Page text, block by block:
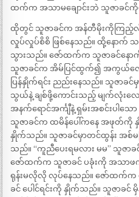
ထက်က အသာမချောင်းဘဲ သူဇာခင်ကိုရ
ထိုတွင် သူဇာခင်က အန်တီမိုးကိုကြ
လှုပ်လှုပ်စိစိ ဖြစ်နေသည်။ ထို့နောက်
သွားသည်။ ဇော်ထက်က သူဇာခင်နော
သူဇာခင်က အိမ်ပြင်ထွက်၍ အကွယ်
ပြန်နှိုက်ရင်း ညည်းနေသည်။ သူဇာခင်မှ
သွယ်နဲ့ ချစ်ဖို့ကောင်းသည့် မျက်လုံးလ
အနက်ရောင်အင်္ကျီနဲ့ ရှမ်းအစင်းပါသေ
သူဇာခင်က ထမိန်ပေါ်ကနေ အဖုတ်ကို
နှိုက်သည်။ သူဇာခင်မှာတင်ထွန်း အစ်
သည်။ “ကူညီပေးရမလား မမ” သူဇ
ဇော်ထက်က သူဇာခင် ပခုံးကို အသာ
ရုန်းမလိုလို လုပ်နေသည်။ ဇော်ထက်
ခင် ပေါင်ရင်းကို နှိုက်သည်။ သူဇာခင်